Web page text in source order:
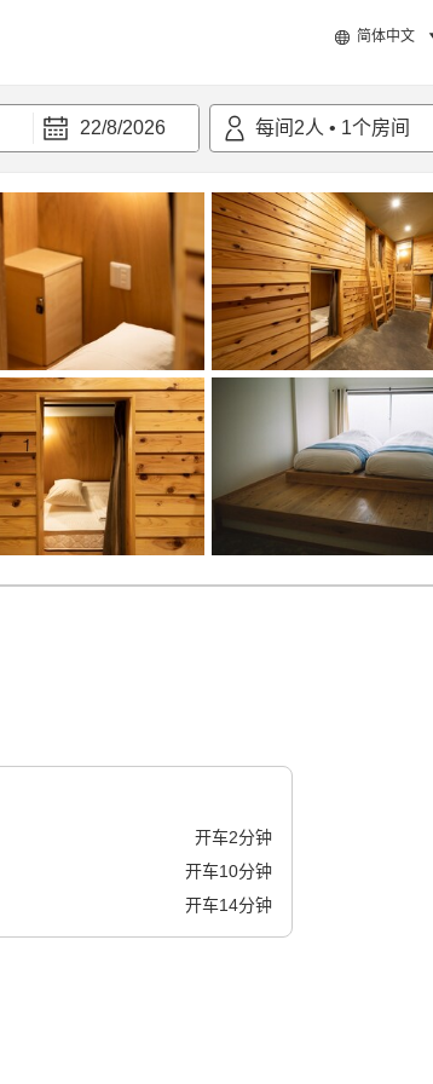
简体中文
22/8/2026 每间 2人 • 1个房间
开车2分钟
开车10分钟
开车14分钟